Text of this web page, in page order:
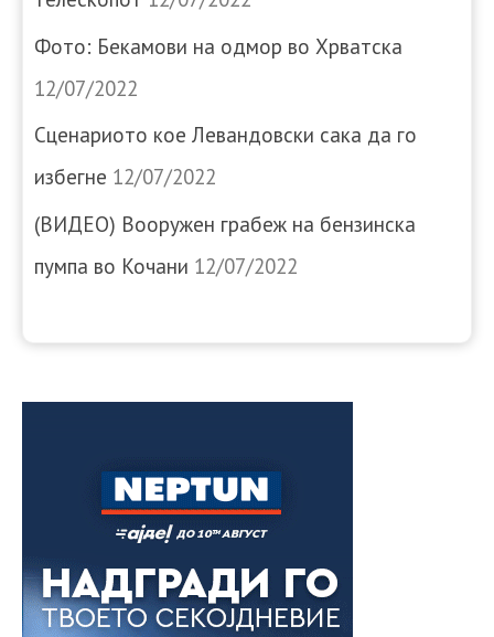
Фото: Бекамови на одмор во Хрватска
12/07/2022
Сценариото кое Левандовски сака да го
избегне 12/07/2022
(ВИДЕО) Вооружен грабеж на бензинска
пумпа во Кочани 12/07/2022